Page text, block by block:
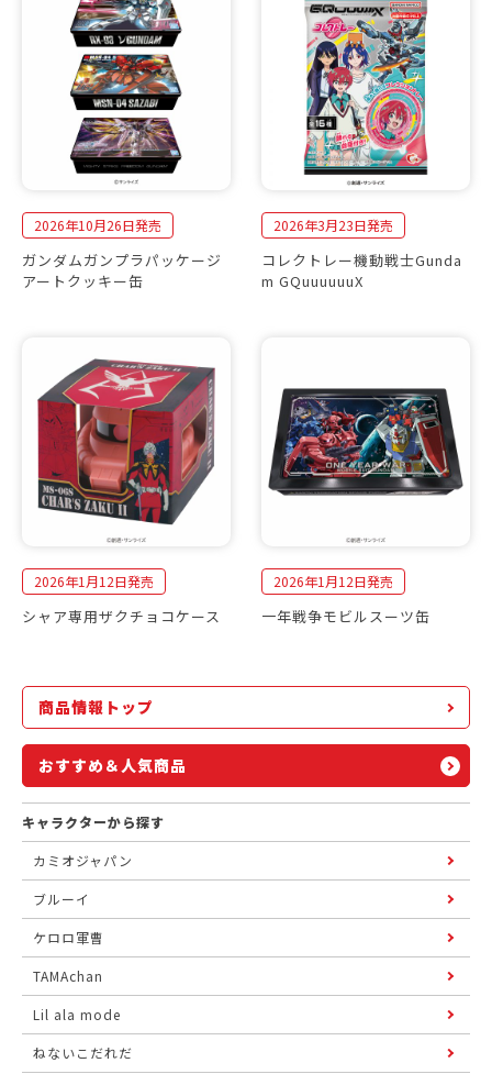
2026年10月26日発売
ガンダムガンプラパッケージ
アートクッキー缶
2026年3月23日発売
コレクトレー機動戦士Gunda
m GQuuuuuuX
2026年1月12日発売
シャア専用ザクチョコケース
2026年1月12日発売
一年戦争モビルスーツ缶
商品情報トップ
おすすめ＆人気商品
キャラクターから探す
カミオジャパン
ブルーイ
ケロロ軍曹
TAMAchan
Lil ala mode
ねないこだれだ